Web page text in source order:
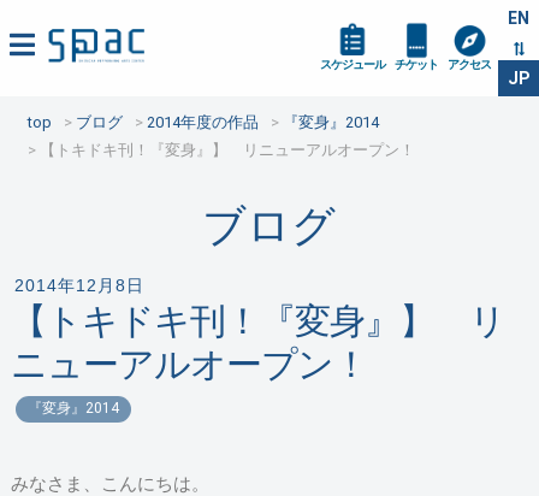
EN
JP
スケジュール チケット アクセス
top ブログ 2014年度の作品
『変身』2014
【トキドキ刊！『変身』】 リニューアルオープン！
ブログ
2014年12月8日
【トキドキ刊！『変身』】 リ
ニューアルオープン！
『変身』2014
みなさま、こんにちは。